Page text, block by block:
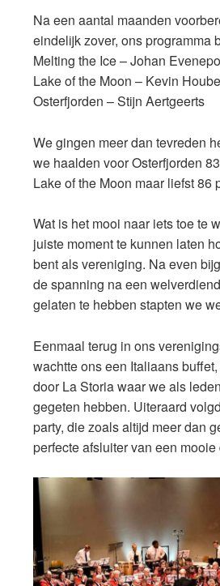
Na een aantal maanden
eindelijk zover, ons programma
Melting the Ice – Johan
Lake of the Moon – Kevin
Osterfjorden – Stijn Aertgeerts
We gingen meer dan tevreden
we haalden voor Osterfjorden
Lake of the Moon maar liefst 86
Wat is het mooi naar iets toe te
juiste moment te kunnen laten
bent als vereniging. Na even
de spanning na een
gelaten te hebben stapten we
Eenmaal terug in ons
wachtte ons een Italiaans
door La Storia waar we als
gegeten hebben. Uiteraard
party, die zoals altijd meer dan
perfecte afsluiter van een mooie